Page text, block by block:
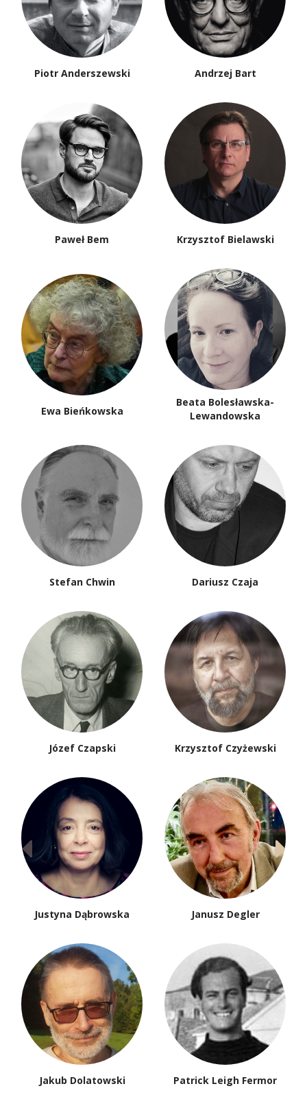
Piotr Anderszewski Andrzej Bart
Paweł Bem Krzysztof Bielawski
Ewa Bieńkowska
Beata Bolesławska-
Lewandowska
Stefan Chwin Dariusz Czaja
Józef Czapski Krzysztof Czyżewski
Justyna Dąbrowska Janusz Degler
Jakub Dolatowski Patrick Leigh Fermor